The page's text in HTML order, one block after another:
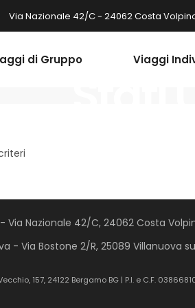
Via Nazionale 42/C - 24062 Costa
di Gruppo Viaggi
Via Nazionale 42/C, 24062 Costa
- Via Bostone 2/R, 25089 Villanuova
157, 24122 Bergamo BG | P.I. e C.F.